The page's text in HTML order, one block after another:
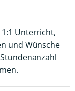
Unterricht,
und Wünsche